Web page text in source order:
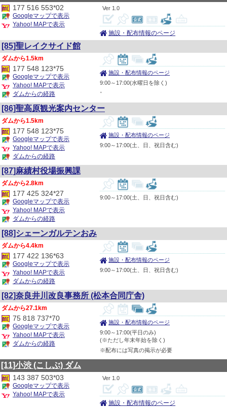
1.0
施設・配布情報のページ
177 516 553*02
Googleマップで表示
Yahoo! MAPで表示
[85]聖レイクサイド館
施設・配布情報のページ
9:00～17:00(水曜日を除く)
1.5km
177 548 123*75
Googleマップで表示
Yahoo! MAPで表示
ダムからの経路
[86]聖高原観光案内センター
施設・配布情報のページ
9:00～17:00(土、日、祝日含む)
1.5km
177 548 123*75
Googleマップで表示
Yahoo! MAPで表示
ダムからの経路
[87]麻績村役場振興課
9:00～17:00(土、日、祝日含む)
2.8km
177 425 324*27
Googleマップで表示
Yahoo! MAPで表示
ダムからの経路
[88]シェーンガルテンおみ
施設・配布情報のページ
9:00～17:00(土、日、祝日含む)
4.4km
177 422 136*63
Googleマップで表示
Yahoo! MAPで表示
ダムからの経路
[82]奈良井川改良事務所 (松本合同庁舎)
施設・配布情報のページ
9:00～17:00(平日のみ)
(※ただし年末年始を除く)
※配布には写真の掲示が必要
27.1km
75 818 737*70
Googleマップで表示
Yahoo! MAPで表示
ダムからの経路
[11]小渋 (こしぶ) ダム
1.0
施設・配布情報のページ
143 387 503*03
Googleマップで表示
Yahoo! MAPで表示